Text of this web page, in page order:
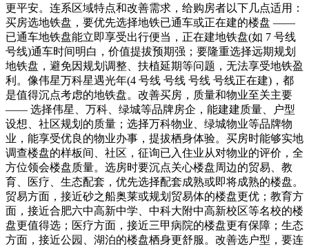
更平安。连系区域特点和改善需求，给购房者以下几点适用：
买房选地铁盘，要优先选择地铁已通车或正在建的楼盘 ——
已通车地铁盘能立即享受出行便当，正在建地铁盘(如 7 号线
号线)通车时间明白，价值提拔预期强；要隆重选择远期规划
地铁盘，避免因规划调整、扶植延期等问题，无法享受地铁盈
利。像伟星万科星遇光年(4 号线 号线 号线 号线正在建)，都
是值得沉点考虑的地铁盘。改善买房，质量和物业至关主要
—— 选择伟星、万科、绿城等品牌房企，能建建质量、户型
设想、社区规划的质量；选择万科物业、绿城物业等品牌物
业，能享受优良的物业办事，提拔栖身体验。买房时能够实地
调查楼盘的样板间、社区，征询已入住业从对物业的评价，全
方位领会楼盘质量。选房时要沉点关心楼盘周边的贸易、教
育、医疗、生态配套，优先选择配套成熟或即将成熟的楼盘。
贸易方面，接近砂之船奥莱或规划贸易体的楼盘更优；教育方
面，接近合肥六中高新中学、中科大附中高新校区等名校的楼
盘更值得选；医疗方面，接近三甲病院的楼盘更有保障；生态
方面，接近公园、湖泊的楼盘栖身更舒服。改善选户型，要连